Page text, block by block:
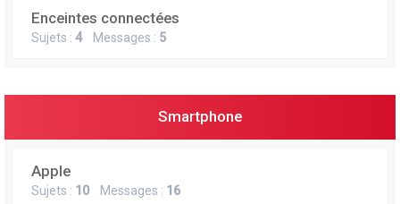
Enceintes connectées
Sujets : 4Messages : 5
Smartphone
Apple
Sujets : 10 Messages : 16